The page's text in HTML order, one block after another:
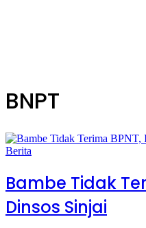
BNPT
Berita
Bambe Tidak
Dinsos Sinjai